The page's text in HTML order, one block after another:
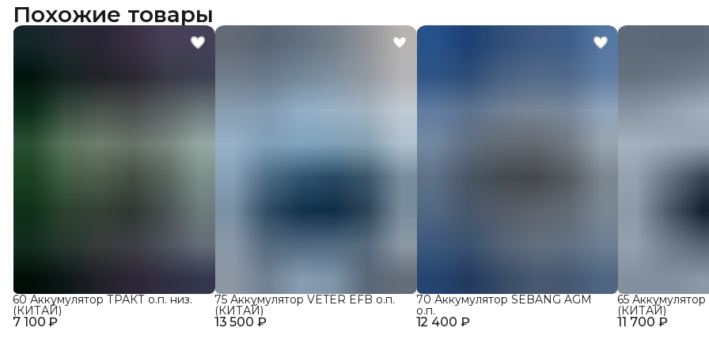
Похожие товары
7 100 ₽
60 Аккумулятор ТРАКТ о.п. низ.
(КИТАЙ)
13 500 ₽
75 Аккумулятор VETER EFB о.п.
(КИТАЙ)
12 400 ₽
70 Аккумулятор SEBANG AGM
о.п.
11 700 ₽
65
(КИТАЙ)